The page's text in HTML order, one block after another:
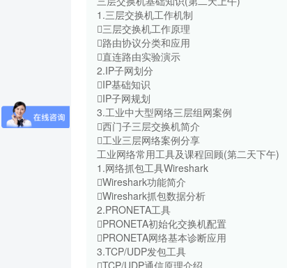
1.三层交换机工作机制
三层交换机工作原理
路由协议分类和应用
直连路由实验演示
2.IP子网划分
IP基础知识
IP子网规划
3.工业中大型网络三层组网案例
西门子三层交换机简介
工业三层网络案例分享
工业网络常用工具及课程回顾(第二天下午)
1.网络抓包工具Wireshark
Wireshark功能简介
Wireshark抓包数据分析
2.PRONETA工具
PRONETA初始化交换机配置
PRONETA网络基本诊断应用
3.TCP/UDP发包工具
TCP/UDP通信原理介绍